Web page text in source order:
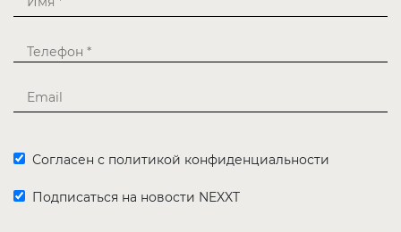
Согласен с политикой конфиденциальности
Подписаться на новости NEXXT